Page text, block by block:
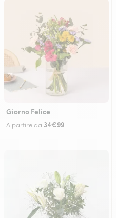
Giorno Felice
A partire da 34€99